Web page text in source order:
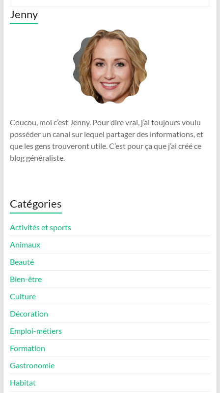
Jenny
Coucou, moi c’est Jenny. Pour dire vrai, j’ai toujours voulu
posséder un canal sur lequel partager des informations, et
que les gens trouveront utile. C’est pour ça que j’ai créé ce
blog généraliste.
Catégories
Activités et sports
Animaux
Beauté
Bien-être
Culture
Décoration
Emploi-métiers
Formation
Gastronomie
Habitat